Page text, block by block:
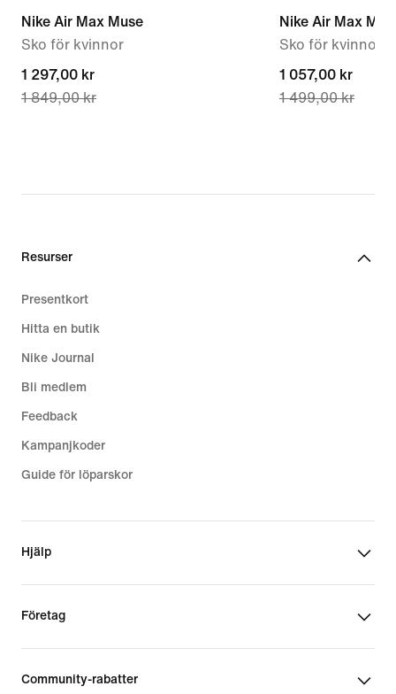
Nike Air Max Muse
Sko för kvinnor
current
price
1 849,00 kr
1 297,00 kr
1 849,00 kr
Nike Air Max
Sko för kvinnor
current
price
1 499,00 kr
1 057,00 kr
1 499,00 kr
Resurser
Presentkort
Hitta en butik
Nike Journal
Bli medlem
Feedback
Kampanjkoder
Guide för löparskor
Hjälp
Företag
Community-rabatter